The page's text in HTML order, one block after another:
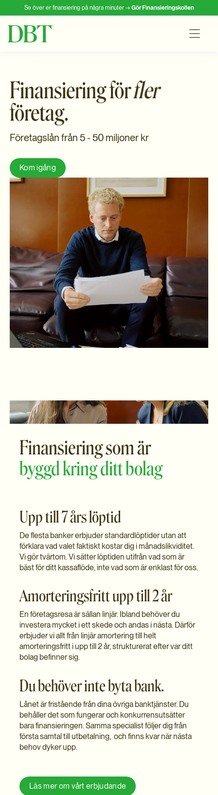
Se över er finansiering på några minuter → Gör Finansieringskollen
Finansiering förfler
företag.
Företagslån från 5 - 50 miljoner kr
Kom igång
Finansiering som är
byggd kring ditt bolag
Upp till 7 års löptid
De flesta banker erbjuder standardlöptider utan att
förklara vad valet faktiskt kostar dig i månadslikviditet.
Vi gör tvärtom. Vi sätter löptiden utifrån vad som är
bäst för ditt kassaflöde, inte vad som är enklast för oss.
Amorteringsfritt upp till 2 år
En företagsresa är sällan linjär. Ibland behöver du
investera mycket i ett skede och andas i nästa. Därför
erbjuder vi allt från linjär amortering till helt
amorteringsfritt i upp till 2 år, strukturerat efter var ditt
bolag befinner sig.
Du behöver inte byta bank.
Lånet är fristående från dina övriga banktjänster. Du
behåller det som fungerar och konkurrensutsätter
bara finansieringen. Samma specialist följer dig från
första samtal till utbetalning, och finns kvar när nästa
behov dyker upp.
Läs mer om vårt erbjudande